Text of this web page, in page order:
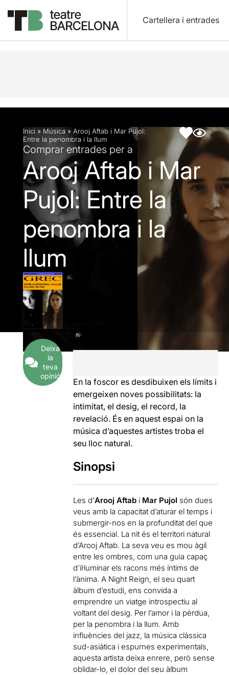
Cartellera i entrades
Descripció Fitxa artística
Inici »Música » Arooj Aftab i Mar Pujol:
Entre la penombra i la llum
Comprar entrades per a
Arooj Aftab i Mar
Pujol: Entre la
penombra i la
llum
Deixa
la
teva
opinió
En la foscor es desdibuixen els límits i
emergeixen noves possibilitats: la
intimitat, el desig, el record, la
revelació. És en aquest espai on la
música d’aquestes artistes troba el
seu lloc natural.
Sinopsi
Les d’Arooj Aftab i Mar Pujol són dues
veus amb la capacitat d’aturar el temps i
submergir-nos en la profunditat del que
és essencial. La nit és el territori natural
d’Arooj Aftab. La seva veu es mou àgil
entre les ombres, com una guia capaç
d’il·luminar els racons més íntims de
l’ànima. A Night Reign, el seu quart
àlbum d’estudi, ens convida a
emprendre un viatge introspectiu al
voltant del desig. Per l’amor i la pèrdua,
per la penombra i la llum. Amb
influències del jazz, la música clàssica
sud-asiàtica i espurnes experimentals,
aquesta artista deixa enrere, però sense
oblidar-lo, el dolor del seu àlbum